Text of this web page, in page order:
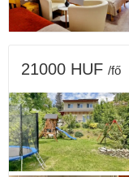
21000 HUF /fő